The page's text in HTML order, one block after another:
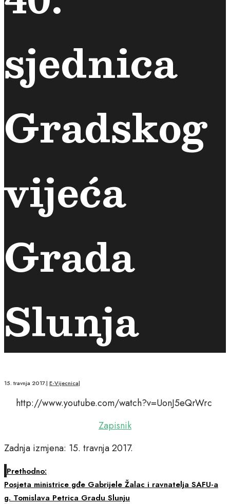
sjednica
Gradskog
vijeća
Grada
Slunja
15. travnja 2017.| E-Vijecnica|
http://www.youtube.com/watch?v=UonJ5eQrWrc
Zapisnik
Zadnja izmjena: 15. travnja 2017.
Prethodno:
Posjeta ministrice gđe Gabrijele Žalac i ravnatelja SAFU-a
g. Tomislava Petrica Gradu Slunju